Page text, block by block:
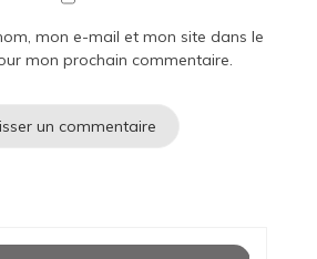
mon e-mail et mon site dans le
mon prochain commentaire.